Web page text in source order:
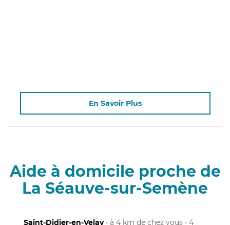
En Savoir Plus
Aide à domicile proche de
La Séauve-sur-Semène
Saint-Didier-en-Velay• à 4 km de chez vous • 4